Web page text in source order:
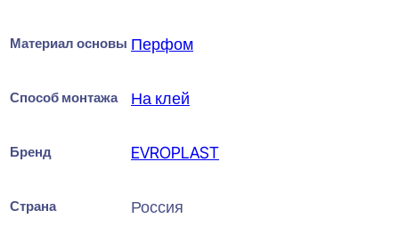
Материал основы Перфом
Способ монтажа На клей
Бренд EVROPLAST
Страна Россия